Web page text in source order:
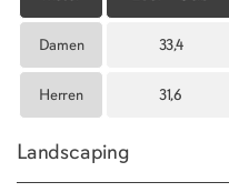
Damen 33,4
Herren 31,6
Landscaping